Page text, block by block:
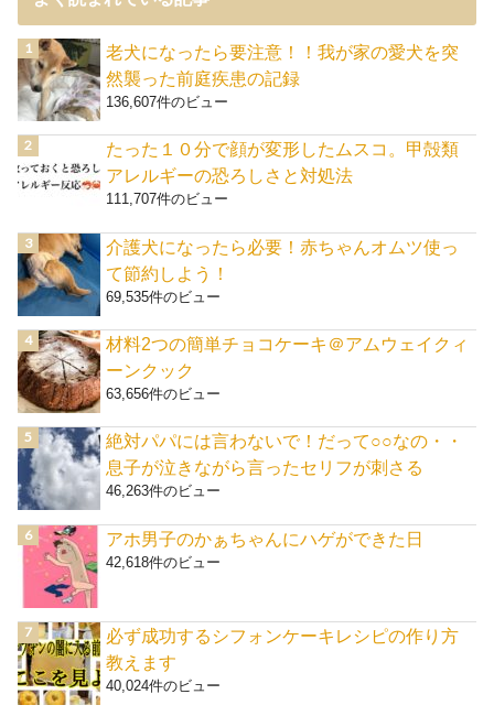
老犬になったら要注意！！我が家の愛犬を突
然襲った前庭疾患の記録
136,607件のビュー
たった１０分で顔が変形したムスコ。甲殻類
アレルギーの恐ろしさと対処法
111,707件のビュー
介護犬になったら必要！赤ちゃんオムツ使っ
て節約しよう！
69,535件のビュー
材料2つの簡単チョコケーキ＠アムウェイクィ
ーンクック
63,656件のビュー
絶対パパには言わないで！だって○○なの・・
息子が泣きながら言ったセリフが刺さる
46,263件のビュー
アホ男子のかぁちゃんにハゲができた日
42,618件のビュー
必ず成功するシフォンケーキレシピの作り方
教えます
40,024件のビュー